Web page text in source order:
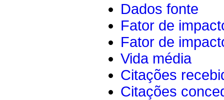
Dados fonte
Fator de
Fator de
Vida média
Citações
Citações